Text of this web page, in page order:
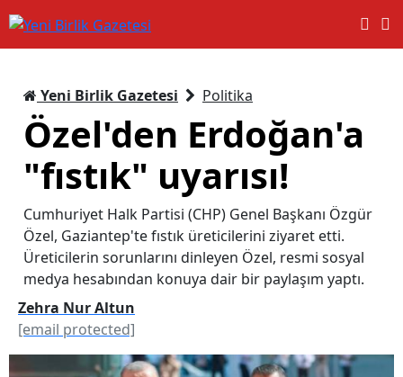
Yeni Birlik Gazetesi Politika
Özel'den Erdoğan'a
"fıstık" uyarısı!
Cumhuriyet Halk Partisi (CHP) Genel Başkanı Özgür
Özel, Gaziantep'te fıstık üreticilerini ziyaret etti.
Üreticilerin sorunlarını dinleyen Özel, resmi sosyal
medya hesabından konuya dair bir paylaşım yaptı.
Zehra Nur Altun
[email protected]